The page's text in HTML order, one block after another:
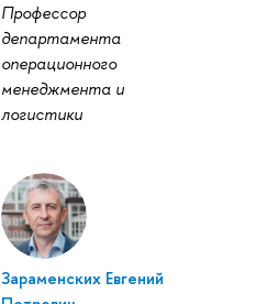
Профессор
департамента
операционного
менеджмента и
логистики
Зараменских Евгений